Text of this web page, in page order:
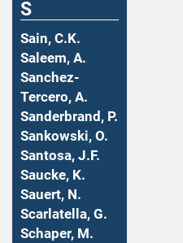
S
Sain, C.K.
Saleem, A.
Sanchez-
Tercero, A.
Sanderbrand, P.
Sankowski, O.
Santosa, J.F.
Saucke, K.
Sauert, N.
Scarlatella, G.
Schaper, M.